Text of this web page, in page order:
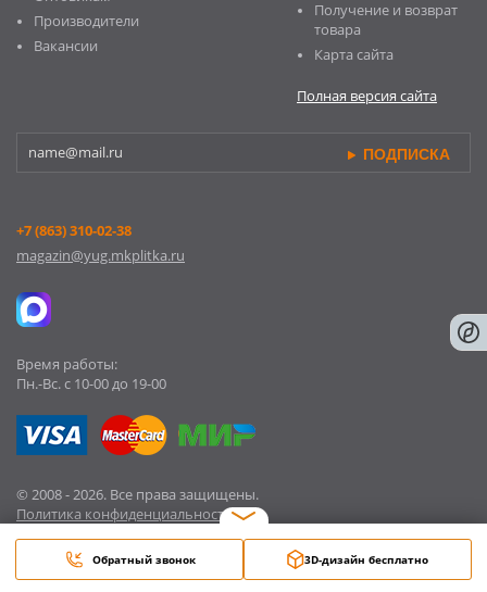
+7 (863) 310-02-38
magazin@yug.mkplitka.ru
Время работы:
Пн.-Вс. c 10-00 до 19-00
Производители
Вакансии
Получение и возврат
товара
Карта сайта
Полная версия сайта
ПОДПИСКА
© 2008 - 2026. Все права защищены.
Политика конфиденциальности
персональных данных
Обратный звонок 3D-дизайн бесплатно